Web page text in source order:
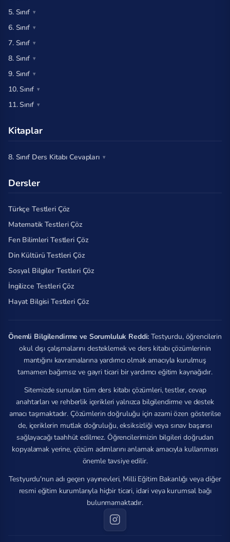
5. Sınıf
6. Sınıf
7. Sınıf
8. Sınıf
9. Sınıf
10. Sınıf
11. Sınıf
Kitaplar
8. Sınıf Ders Kitabı Cevapları
Dersler
Türkçe Testleri Çöz
Matematik Testleri Çöz
Fen Bilimleri Testleri Çöz
Din Kültürü Testleri Çöz
Sosyal Bilgiler Testleri Çöz
İngilizce Testleri Çöz
Hayat Bilgisi Testleri Çöz
Önemli Bilgilendirme ve Sorumluluk Reddi: Testyurdu, öğrencilerin
okul dışı çalışmalarını desteklemek ve ders kitabı çözümlerinin
mantığını kavramalarına yardımcı olmak amacıyla kurulmuş
tamamen bağımsız ve gayri ticari bir yardımcı eğitim kaynağıdır.
Sitemizde sunulan tüm ders kitabı çözümleri, testler, cevap
anahtarları ve rehberlik içerikleri yalnızca bilgilendirme ve destek
amacı taşımaktadır. Çözümlerin doğruluğu için azami özen gösterilse
de, içeriklerin mutlak doğruluğu, eksiksizliği veya sınav başarısı
sağlayacağı taahhüt edilmez. Öğrencilerimizin bilgileri doğrudan
kopyalamak yerine, çözüm adımlarını anlamak amacıyla kullanması
önemle tavsiye edilir.
Testyurdu'nun adı geçen yayınevleri, Milli Eğitim Bakanlığı veya diğer
resmi eğitim kurumlarıyla hiçbir ticari, idari veya kurumsal bağı
bulunmamaktadır.